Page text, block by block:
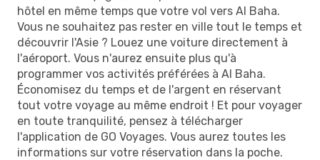
hôtel en même temps que votre vol vers Al Baha.
Vous ne souhaitez pas rester en ville tout le temps et
découvrir l'Asie ? Louez une voiture directement à
l'aéroport. Vous n'aurez ensuite plus qu'à
programmer vos activités préférées à Al Baha.
Économisez du temps et de l'argent en réservant
tout votre voyage au même endroit ! Et pour voyager
en toute tranquilité, pensez à télécharger
l'application de GO Voyages. Vous aurez toutes les
informations sur votre réservation dans la poche.